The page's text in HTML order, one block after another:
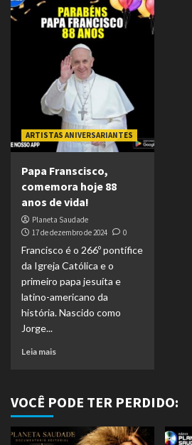
ARTISTAS ANIVERSARIANTES
Papa Franscisco,
comemora hoje 88
anos de vida!
Planeta Saudade
17 de dezembro de 2024
0
Francisco é o 266º pontífice
da Igreja Católica e o
primeiro papa jesuíta e
latino-americano da
história. Nascido como
Jorge...
Leia mais
VOCÊ PODE TER PERDIDO: